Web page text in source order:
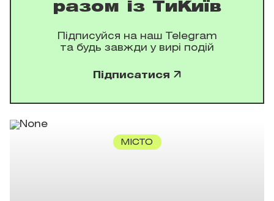
МІСТО
разом із ТиКиїв
Підписуйся на наш Telegram
та будь завжди у вирі подій
Підписатися